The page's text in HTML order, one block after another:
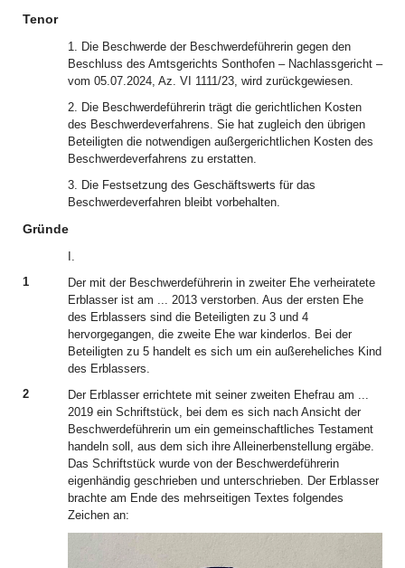
Tenor
1. Die Beschwerde der Beschwerdeführerin gegen den
Beschluss des Amtsgerichts Sonthofen – Nachlassgericht –
vom 05.07.2024, Az. VI 1111/23, wird zurückgewiesen.
2. Die Beschwerdeführerin trägt die gerichtlichen Kosten
des Beschwerdeverfahrens. Sie hat zugleich den übrigen
Beteiligten die notwendigen außergerichtlichen Kosten des
Beschwerdeverfahrens zu erstatten.
3. Die Festsetzung des Geschäftswerts für das
Beschwerdeverfahren bleibt vorbehalten.
Gründe
I.
1
Der mit der Beschwerdeführerin in zweiter Ehe verheiratete
Erblasser ist am ... 2013 verstorben. Aus der ersten Ehe
des Erblassers sind die Beteiligten zu 3 und 4
hervorgegangen, die zweite Ehe war kinderlos. Bei der
Beteiligten zu 5 handelt es sich um ein außereheliches Kind
des Erblassers.
2
Der Erblasser errichtete mit seiner zweiten Ehefrau am ...
2019 ein Schriftstück, bei dem es sich nach Ansicht der
Beschwerdeführerin um ein gemeinschaftliches Testament
handeln soll, aus dem sich ihre Alleinerbenstellung ergäbe.
Das Schriftstück wurde von der Beschwerdeführerin
eigenhändig geschrieben und unterschrieben. Der Erblasser
brachte am Ende des mehrseitigen Textes folgendes
Zeichen an: